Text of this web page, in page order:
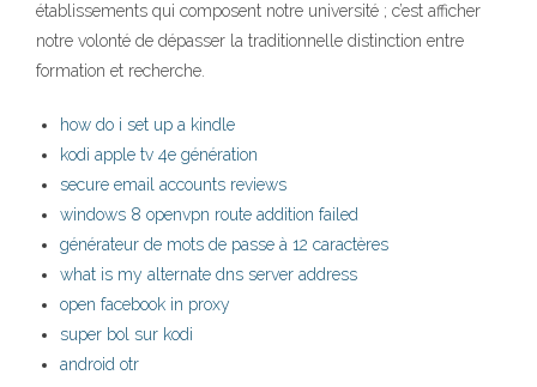
établissements qui composent notre université ; c’est afficher
notre volonté de dépasser la traditionnelle distinction entre
formation et recherche.
how do i set up a kindle
kodi apple tv 4e génération
secure email accounts reviews
windows 8 openvpn route addition failed
générateur de mots de passe à 12 caractères
what is my alternate dns server address
open facebook in proxy
super bol sur kodi
android otr